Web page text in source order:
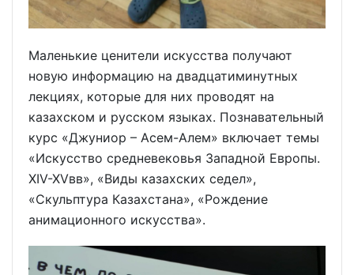
Маленькие ценители искусства получают
новую информацию на двадцатиминутных
лекциях, которые для них проводят на
казахском и русском языках. Познавательный
курс «Джуниор – Асем-Алем» включает темы
«Искусство средневековья Западной Европы.
XIV-XVвв», «Виды казахских седел»,
«Скульптура Казахстана», «Рождение
анимационного искусства».